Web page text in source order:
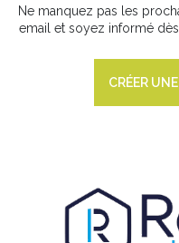
Ne manquez pas les
email et soyez informé
CRÉER